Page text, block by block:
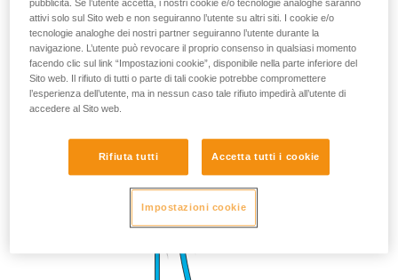
posizionata manualmente in posizione c (posizionamento sul
lavoro) prima di lasciare la corda.
pubblicità. Se l’utente accetta, i nostri cookie e/o tecnologie analoghe saranno
attivi solo sul Sito web e non seguiranno l’utente su altri siti. I cookie e/o
tecnologie analoghe dei nostri partner seguiranno l’utente durante la
navigazione. L’utente può revocare il proprio consenso in qualsiasi momento
facendo clic sul link “Impostazioni cookie”, disponibile nella parte inferiore del
Sito web. Il rifiuto di tutti o parte di tali cookie potrebbe compromettere
l’esperienza dell’utente, ma in nessun caso tale rifiuto impedirà all’utente di
accedere al Sito web.
Rifiuta tutti Accetta tutti i cookie
Impostazioni cookie